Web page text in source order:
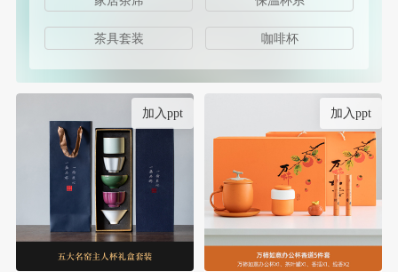
茶具套装 咖啡杯
加入ppt 加入ppt